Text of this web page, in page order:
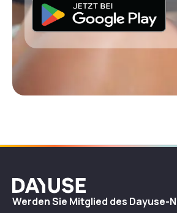
Dayuse
Werden Sie Mitglied des Dayuse-